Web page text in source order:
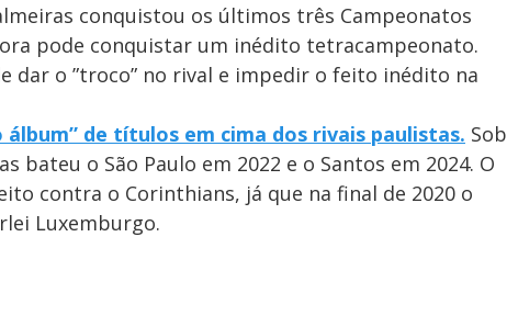
conquistou os últimos três Campeonatos
pode conquistar um inédito tetracampeonato.
dar o ”troco” no rival e impedir o feito inédito na
de títulos em cima dos rivais paulistas. Sob
bateu o São Paulo em 2022 e o Santos em 2024. O
contra o Corinthians, já que na final de 2020 o
Luxemburgo.